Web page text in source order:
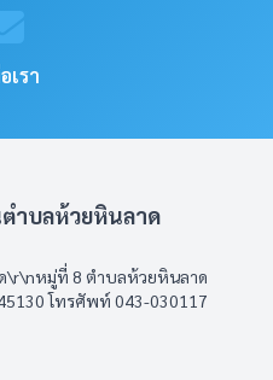
เรา
ำบลห้วยหินลาด
\r\nหมู่ที่ 8 ตำบลห้วยหินลาด
โทรศัพท์ 043-030117